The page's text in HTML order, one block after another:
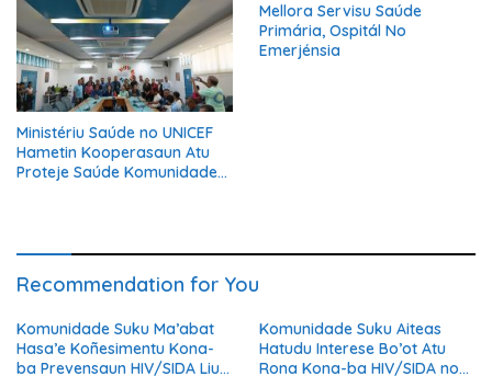
Ministériu Saúde no UNICEF
Hametin Kooperasaun Atu
Proteje Saúde Komunidade
Mellora Servisu Saúde
Primária, Ospitál No
Emerjénsia
Recommendation for You
Komunidade Suku Ma’abat
Hasa’e Koñesimentu Kona-
ba Prevensaun HIV/SIDA Liu
Komunidade Suku Aiteas
Hatudu Interese Bo’ot Atu
Rona Kona-ba HIV/SIDA no